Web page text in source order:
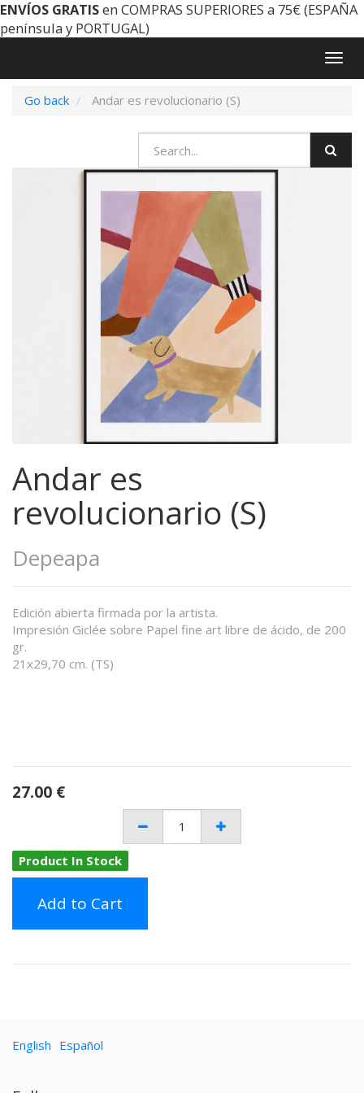
ENVÍOS GRATISen COMPRAS SUPERIORES a 75€ (ESPAÑA
península y PORTUGAL)
Go back
Andar es revolucionario (S)
Andar es
revolucionario (S)
Depeapa
Edición abierta firmada por la artista.
Impresión Giclée sobre Papel fine art libre de ácido, de 200
gr.
21x29,70 cm. (TS)
27.00 €
Product In Stock
Add to Cart
English Español